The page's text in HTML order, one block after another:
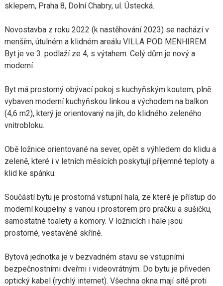
sklepem, Praha 8, Dolní Chabry, ul. Ústecká.
Novostavba z roku 2022 (k nastěhování 2023) se nachází v
menším, útulném a klidném areálu VILLA POD MENHIREM.
Byt je ve 3. podlaží ze 4, s výtahem. Celý dům je nový a
moderní.
Byt má prostorný obývací pokoj s kuchyňským koutem, plně
vybaven moderní kuchyňskou linkou a východem na balkon
(4,6 m2), který je orientovaný na jih, do klidného zeleného
vnitrobloku.
Obě ložnice orientované na sever, opět s výhledem do klidu a
zeleně, které i v letních měsících poskytují příjemné teploty a
klid ke spánku.
Součástí bytu je prostorná vstupní hala, ze které je přístup do
moderní koupelny s vanou i prostorem pro pračku a sušičku,
samostatné toalety a komory. V ložnicích i hale jsou
prostorné, vestavěné skříně.
Bytová jednotka je v bezvadném stavu se vstupními
bezpečnostními dveřmi i videovrátným. Do bytu je přiveden
optický kabel (rychlý internet). Všechna okna mají sítě proti